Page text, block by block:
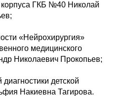
корпуса ГКБ №40 Николай
«Нейрохирургия»
медицинского
Николаевич Прокопьев;
детской
Накиевна Тагирова.